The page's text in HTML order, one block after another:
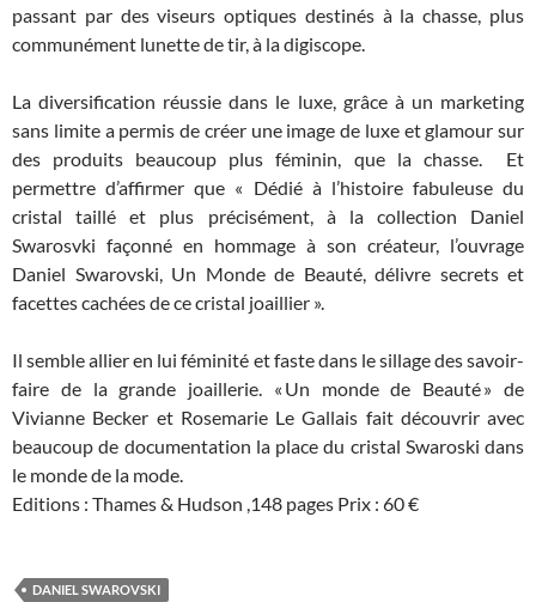
passant par des viseurs optiques destinés à la chasse, plus
communément lunette de tir, à la digiscope.
La diversification réussie dans le luxe, grâce à un marketing
sans limite a permis de créer une image de luxe et glamour sur
des produits beaucoup plus féminin, que la chasse. Et
permettre d’affirmer que « Dédié à l’histoire fabuleuse du
cristal taillé et plus précisément, à la collection Daniel
Swarosvki façonné en hommage à son créateur, l’ouvrage
Daniel Swarovski, Un Monde de Beauté, délivre secrets et
facettes cachées de ce cristal joaillier ».
Il semble allier en lui féminité et faste dans le sillage des savoir-
faire de la grande joaillerie. « Un monde de Beauté » de
Vivianne Becker et Rosemarie Le Gallais fait découvrir avec
beaucoup de documentation la place du cristal Swaroski dans
le monde de la mode.
Editions : Thames & Hudson ,148 pages Prix : 60 €
DANIEL SWAROVSKI